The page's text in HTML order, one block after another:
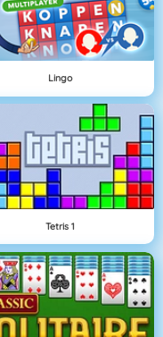
Lingo
Tetris 1